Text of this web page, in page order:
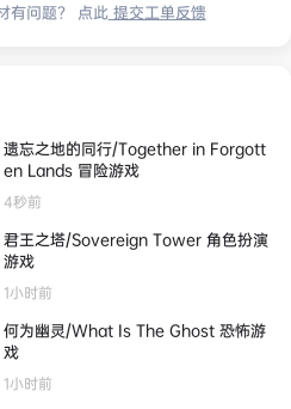
有问题？ 点此提交工单反馈
遗忘之地的同行/Together in Forgott
en Lands 冒险游戏
4秒前
君王之塔/Sovereign Tower 角色扮演
游戏
1小时前
何为幽灵/What Is The Ghost 恐怖游
戏
1小时前